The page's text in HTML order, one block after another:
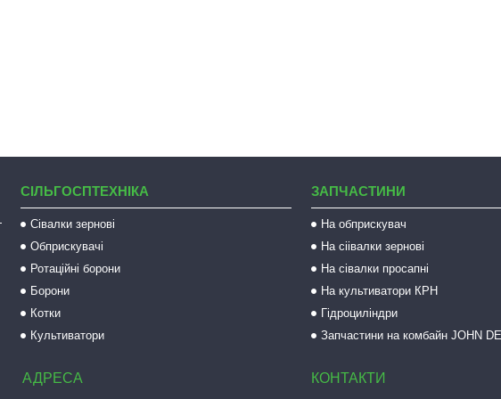
СІЛЬГОСПТЕХНІКА
Сівалки зернові
Обприскувачі
Ротаційні борони
Борони
Котки
Культиватори
ЗАПЧАСТИНИ
На обприскувач
На сіівалки зернові
На сівалки просапні
На культиватори КРН
Гідроциліндри
Запчастини на комбайн JOHN